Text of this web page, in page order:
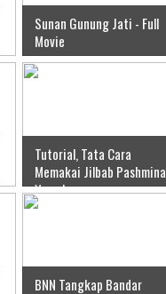
Sunan Gunung Jati - Full
Movie
Tutorial, Tata Cara
Memakai Jilbab Pashmina
Yang bagus
BNN Tangkap Bandar